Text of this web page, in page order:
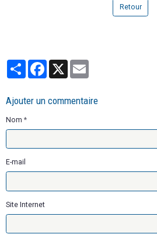
Retour
PartagerFacebook
X
Ajouter un commentaire
Nom
E-mail
Site Internet